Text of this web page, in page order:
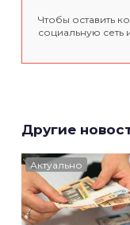
Чтобы оставить
социальную сеть
Другие
Актуально